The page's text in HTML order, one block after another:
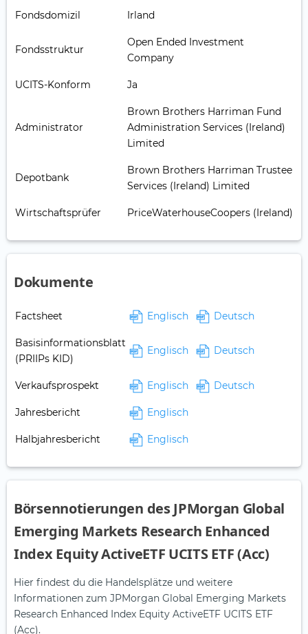
Fondsdomizil Irland
Fondsstruktur
Open Ended Investment
Company
UCITS-Konform Ja
Administrator
Brown Brothers Harriman Fund
Administration Services (Ireland)
Limited
Depotbank
Brown Brothers Harriman Trustee
Services (Ireland) Limited
Wirtschaftsprüfer PriceWaterhouseCoopers (Ireland)
Dokumente
Factsheet Englisch Deutsch
Basisinformationsblatt
(PRIIPs KID)
Englisch Deutsch
Verkaufsprospekt Englisch Deutsch
Jahresbericht Englisch
Halbjahresbericht Englisch
Börsennotierungen des JPMorgan Global
Emerging Markets Research Enhanced
Index Equity ActiveETF UCITS ETF (Acc)
Hier findest du die Handelsplätze und weitere
Informationen zum JPMorgan Global Emerging Markets
Research Enhanced Index Equity ActiveETF UCITS ETF
(Acc).